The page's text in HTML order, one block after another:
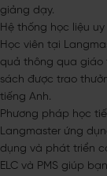
giảng dạy.
Hệ thống học liệu uy
Học viên tại
quả thông qua giáo
sách được trao
tiếng Anh.
Phương pháp học
Langmaster ứng
dụng và phát triển
ELC và PMS giúp